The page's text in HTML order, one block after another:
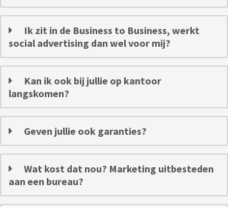
Ik zit in de Business to Business, werkt
social advertising dan wel voor mij?
Kan ik ook bij jullie op kantoor
langskomen?
Geven jullie ook garanties?
Wat kost dat nou? Marketing uitbesteden
aan een bureau?